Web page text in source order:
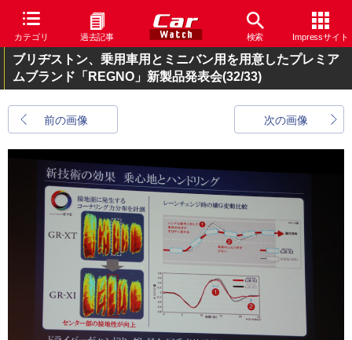
カテゴリ 過去記事 検索 Impressサイト
ブリヂストン、乗用車用とミニバン用を用意したプレミア
ムブランド「REGNO」新製品発表会(32/33)
前の画像 次の画像